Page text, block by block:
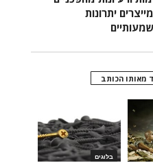
יתרונות
מאותו הכותב
בלוגים